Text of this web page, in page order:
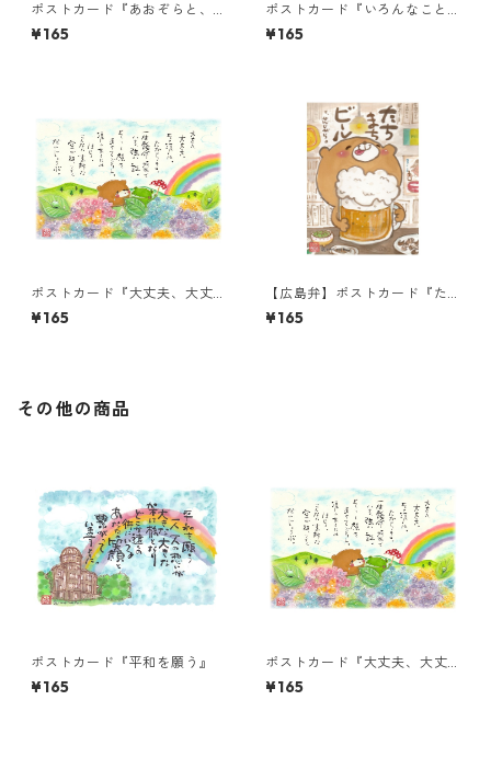
ポストカード『あおぞらと、
スイカくまちゃん（言葉な
し）』
¥165
ポストカード『いろんなこと
があるけれど』
¥165
ポストカード『大丈夫、大丈
夫。その涙は、たからも
の。』
¥165
【広島弁】ポストカード『た
ちまちビール』
¥165
その他の商品
ポストカード『平和を願う』
¥165
ポストカード『大丈夫、大丈
夫。その涙は、たからも
の。』
¥165